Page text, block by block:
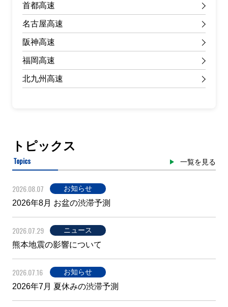
首都高速
名古屋高速
阪神高速
福岡高速
北九州高速
トピックス
Topics 一覧を見る
2026.08.07 お知らせ
2026年8月 お盆の渋滞予測
2026.07.29 ニュース
熊本地震の影響について
2026.07.16 お知らせ
2026年7月 夏休みの渋滞予測